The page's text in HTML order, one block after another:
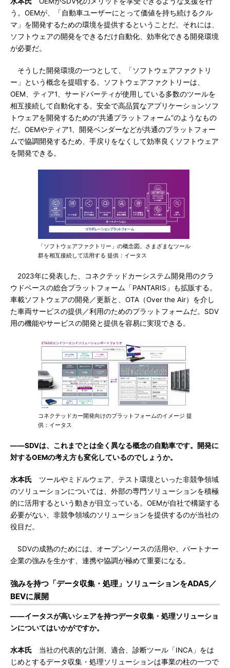
う。OEMが、「自動車ユーザーにとって価値を持ち続けるクル
マ」を開発するための環境を提供するということだ。それには、
ソフトウェアの開発をできるだけ自動化、効率化できる開発環境
が必要だ。
そうした開発環境の一つとして、「ソフトウェアファクトリ
ー」という概念を提唱する。ソフトウェアファクトリーは、
OEM、ティア1、サードパーティが使用している多数のツールを
相互接続して自動化する。安全で高品質なアプリケーションソフ
トウェアを開発するための“共通プラットフォーム”のようなもの
だ。OEMやティア1、開発ベンダーなどが共通のプラットフォー
ムで協調開発するため、手戻りをなくして効率良くソフトウェア
を開発できる。
「ソフトウェアファクトリー」の概念図。さまざまなツール
群を相互接続して活用する 提供：イータス
2023年に発表した、コネクテッドカーシステム開発用のクラ
ウドベースの総合プラットフォーム「PANTARIS」も拡販する。
車載ソフトウェアの開発／更新と、OTA（Over the Air）を介し
た車両サービスの提供／利用のためのプラットフォームだ。SDV
用の機能やサービスの開発と提供を容易に実現できる。
コネクテッドカー開発向けのプラットフォームのイメージ 提
供：イータス
――SDVは、これまでとは全く異なる概念の自動車です。開発に
対するOEMの考え方も変化しているのでしょうか。
水本氏 ツールやミドルウェア、テスト環境といった非競争領域
のソリューションについては、外部の専門ソリューションを積極
的に活用するという動きが目立っている。OEMが自社で構築する
必要がない、非競争領域のソリューションを提供するのが当社の
役目だ。
SDVの成熟のためには、オープンソースの活用や、パートナー
企業の強みを生かす、連携や協調が極めて重要になる。
強みを持つ「データ収集・処理」ソリューションをADAS／
BEVに展開
――イータスが高いシェアを持つデータ収集・処理ソリューショ
ンについてはいかがですか。
水本氏 当社の代表的な計測、適合、診断ツール「INCA」をは
じめとするデータ収集・処理ソリューションは事業の柱の一つで